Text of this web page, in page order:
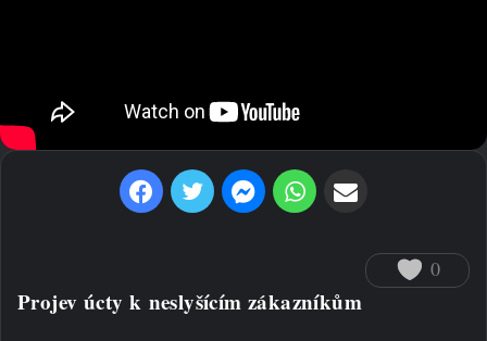
0
Projev úcty k neslyšícím zákazníkům